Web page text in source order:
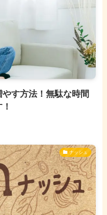
す方法！無駄な時間
ナッシュ